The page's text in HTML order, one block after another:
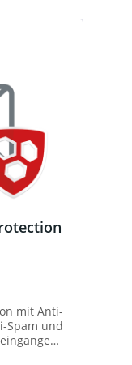
mit Anti-
Spam und
Phishing-